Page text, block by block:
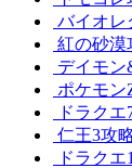
バイオレ
紅の砂漠
デイモン
ポケモン
ドラクエ
仁王3攻
ドラク